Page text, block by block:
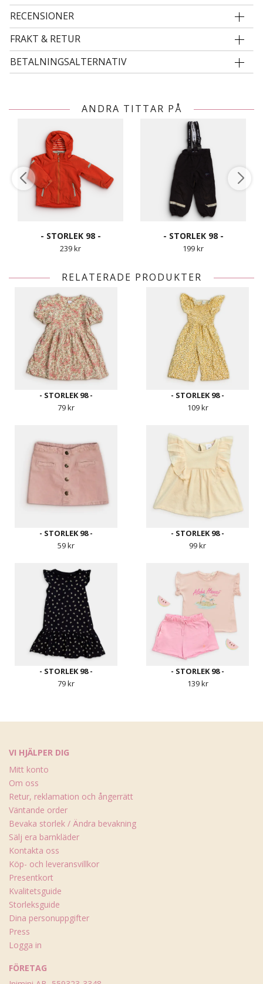
RECENSIONER
FRAKT & RETUR
BETALNINGSALTERNATIV
ANDRA TITTAR PÅ
- STORLEK 98 -
239 kr
- STORLEK 98 -
199 kr
RELATERADE PRODUKTER
- STORLEK 98 -
79 kr
- STORLEK 98 -
109 kr
- STORLEK 98 -
59 kr
- STORLEK 98 -
99 kr
- STORLEK 98 -
79 kr
- STORLEK 98 -
139 kr
VI HJÄLPER DIG
Mitt konto
Om oss
Retur, reklamation och ångerrätt
Väntande order
Bevaka storlek / Ändra bevakning
Sälj era barnkläder
Kontakta oss
Köp- och leveransvillkor
Presentkort
Kvalitetsguide
Storleksguide
Dina personuppgifter
Press
Logga in
FÖRETAG